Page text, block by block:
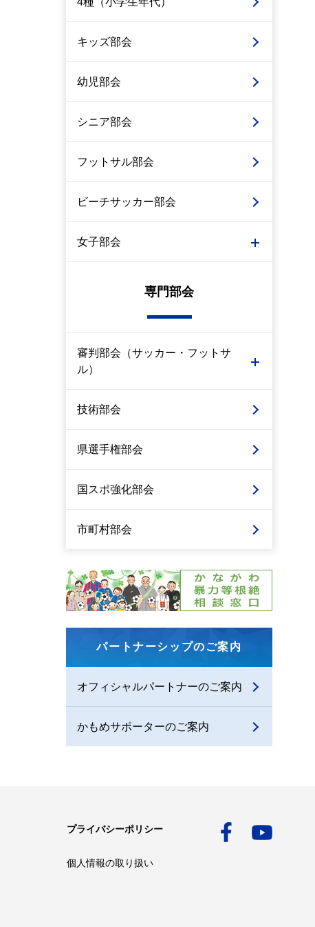
キッズ部会
幼児部会
シニア部会
フットサル部会
ビーチサッカー部会
女子部会
専門部会
審判部会（サッカー・フットサ
ル）
技術部会
県選手権部会
国スポ強化部会
市町村部会
パートナーシップのご案内
オフィシャルパートナーのご案内
かもめサポーターのご案内
プライバシーポリシー
個人情報の取り扱い